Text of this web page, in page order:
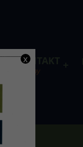
KONTAKT
telefony
x